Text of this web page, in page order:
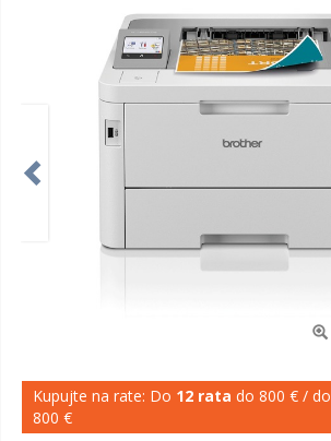
Kupujte na rate: Do 12 rata do 800 € / do
800 €